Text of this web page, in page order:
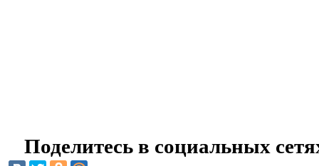
Поделитесь в социальных